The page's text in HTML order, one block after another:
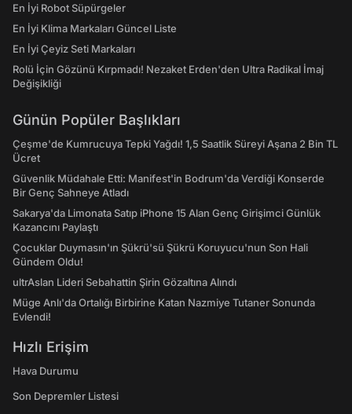
En İyi Robot Süpürgeler
En İyi Klima Markaları Güncel Liste
En İyi Çeyiz Seti Markaları
Rolü İçin Gözünü Kırpmadı! Nezaket Erden'den Ultra Radikal İmaj
Değişikliği
Günün Popüler Başlıkları
Çeşme'de Kumrucuya Tepki Yağdı! 1,5 Saatlik Süreyi Aşana 2 Bin TL
Ücret
Güvenlik Müdahale Etti: Manifest'in Bodrum'da Verdiği Konserde
Bir Genç Sahneye Atladı
Sakarya'da Limonata Satıp iPhone 15 Alan Genç Girişimci Günlük
Kazancını Paylaştı
Çocuklar Duymasın'ın Şükrü'sü Şükrü Koruyucu'nun Son Hali
Gündem Oldu!
ultrAslan Lideri Sebahattin Şirin Gözaltına Alındı
Müge Anlı'da Ortalığı Birbirine Katan Nazmiye Tutaner Sonunda
Evlendi!
Hızlı Erişim
Hava Durumu
Son Depremler Listesi